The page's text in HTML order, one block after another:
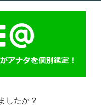
したか？